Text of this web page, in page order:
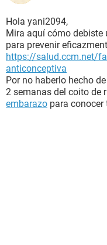
Hola yani2094,
Mira aquí cómo
para prevenir
https://salud.ccm.net/
anticonceptiva
Por no haberlo hecho
2 semanas del coito de
embarazo para conocer